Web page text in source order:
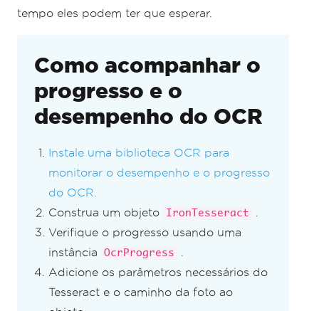
tempo eles podem ter que esperar.
Como acompanhar o
progresso e o
desempenho do OCR
Instale uma biblioteca OCR para
monitorar o desempenho e o progresso
do OCR.
Construa um objeto
IronTesseract
Verifique o progresso usando uma
instância
OcrProgress
Adicione os parâmetros necessários do
Tesseract e o caminho da foto ao